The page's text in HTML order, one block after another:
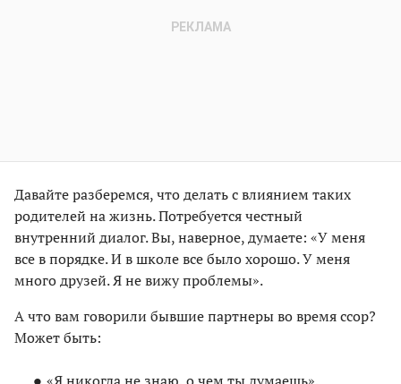
Давайте разберемся, что делать с влиянием таких
родителей на жизнь. Потребуется честный
внутренний диалог. Вы, наверное, думаете: «У меня
все в порядке. И в школе все было хорошо. У меня
много друзей. Я не вижу проблемы».
А что вам говорили бывшие партнеры во время ссор?
Может быть: